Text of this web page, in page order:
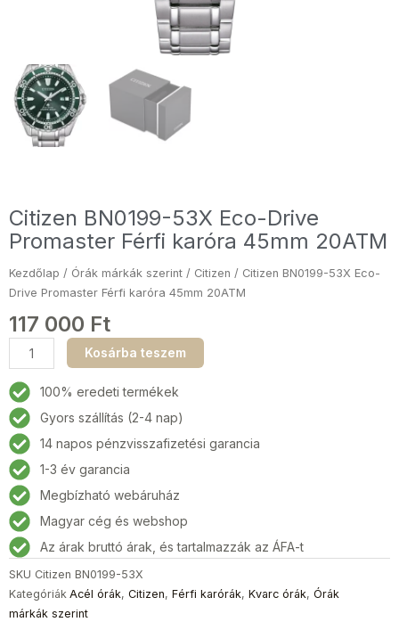
Citizen BN0199-53X Eco-Drive
Promaster Férfi karóra 45mm 20ATM
Kezdőlap / Órák márkák szerint / Citizen / Citizen BN0199-53X Eco-
Drive Promaster Férfi karóra 45mm 20ATM
117 000 Ft
Citizen
BN0199-
53X
Eco-
Drive
Promaster
Férfi
karóra
45mm
20ATM
mennyiség
Kosárba teszem
100% eredeti termékek
Gyors szállítás (2-4 nap)
14 napos pénzvisszafizetési garancia
1-3 év garancia
Megbízható webáruház
Magyar cég és webshop
Az árak bruttó árak, és tartalmazzák az ÁFA-t
SKU Citizen BN0199-53X
Kategóriák Acél órák, Citizen, Férfi karórák, Kvarc órák, Órák
márkák szerint